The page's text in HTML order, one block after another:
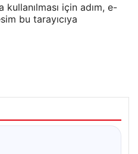
için adım, e-
bu tarayıcıya